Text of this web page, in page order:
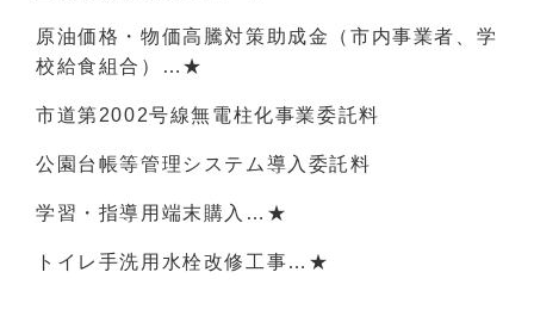
原油価格・物価高騰対策助成金（市内事業者、学
校給食組合）…★
市道第2002号線無電柱化事業委託料
公園台帳等管理システム導入委託料
学習・指導用端末購入…★
トイレ手洗用水栓改修工事…★